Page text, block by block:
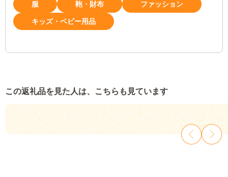
服 鞄・財布 ファッション
キッズ・ベビー用品
この返礼品を見た人は、こちらも見ています